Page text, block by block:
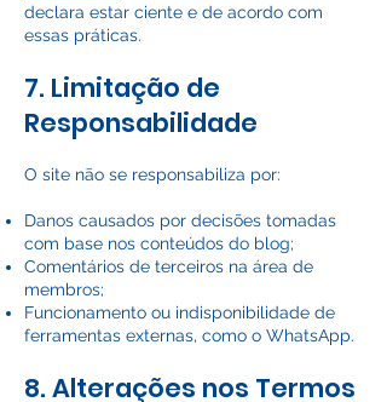
declara estar ciente e de acordo com
essas práticas.
7. Limitação de
Responsabilidade
O site não se responsabiliza por:
Danos causados por decisões tomadas
com base nos conteúdos do blog;
Comentários de terceiros na área de
membros;
Funcionamento ou indisponibilidade de
ferramentas externas, como o WhatsApp.
8. Alterações nos Termos